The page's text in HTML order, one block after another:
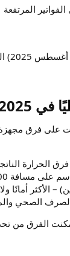
المرتفعة
2025​
على فرق